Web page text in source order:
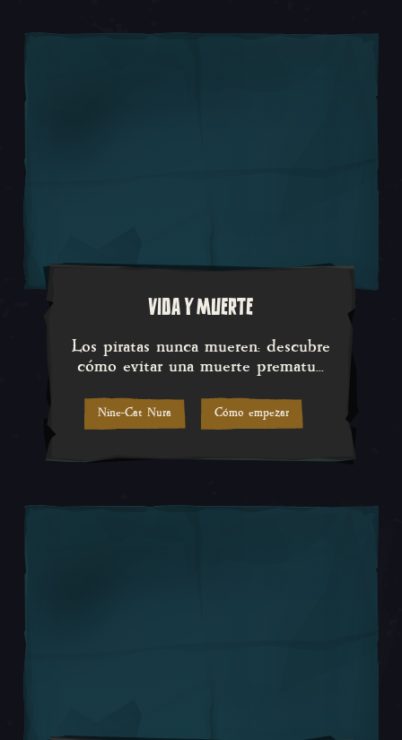
VIDA Y MUERTE
Los piratas nunca mueren: descubre
cómo evitar una muerte prematu...
Los piratas nunca mueren:
Nine-Cat Nura Cómo empezar